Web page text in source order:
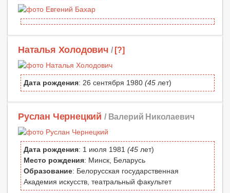
Наталья Холодович / [?]
Дата рождения: 26 сентября 1980 (45 лет)
Руслан Чернецкий / Валерий Николаевич
Дата рождения: 1 июля 1981 (45 лет)
Место рождения: Минск, Беларусь
Образование: Белорусская государственная
Академия искусств, театральный факультет